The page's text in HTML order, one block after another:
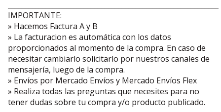
IMPORTANTE:
» Hacemos Factura A y B
» La facturacion es automática con los datos
proporcionados al momento de la compra. En caso de
necesitar cambiarlo solicitarlo por nuestros canales de
mensajería, luego de la compra.
» Envíos por Mercado Envíos y Mercado Envíos Flex
» Realiza todas las preguntas que necesites para no
tener dudas sobre tu compra y/o producto publicado.